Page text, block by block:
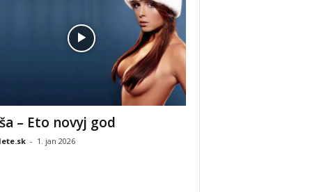
– Eto novyj god
- 1. jan 2026